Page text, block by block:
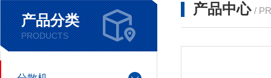
产品分类
PRODUCTS
产品中心 /